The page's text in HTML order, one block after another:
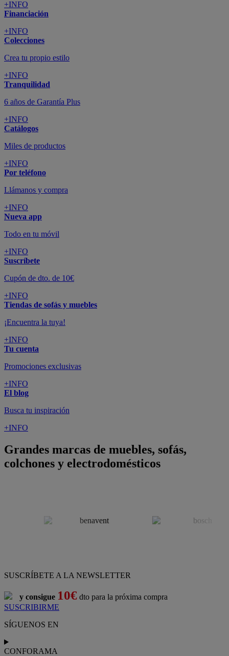
+INFO
Financiación
+INFO
Colecciones
Crea tu propio estilo
+INFO
Tranquilidad
6 años de Garantía Plus
+INFO
Catálogos
Miles de productos
+INFO
Por teléfono
Llámanos y compra
+INFO
Nueva app
Todo en tu móvil
+INFO
Suscríbete
Cupón de dto. de 10€
+INFO
Tiendas de sofás y muebles
¡Encuentra la tuya!
+INFO
Tu cuenta
Promociones exclusivas
+INFO
El blog
Busca tu inspiración
+INFO
Grandes marcas de muebles, sofás,
colchones y electrodomésticos
SUSCRÍBETE A LA NEWSLETTER
y consigue 10€ dto para la próxima compra
SUSCRIBIRME
SÍGUENOS EN
CONFORAMA